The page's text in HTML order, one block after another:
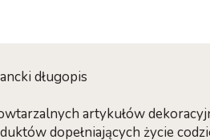
długopis
artykułów
dopełniających życie